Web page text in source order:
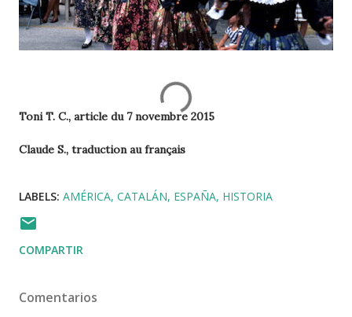
Toni T. C., article du 7 novembre 2015
Claude S., traduction au français
LABELS: AMÉRICA CATALÁN ESPAÑA HISTORIA
COMPARTIR
Comentarios